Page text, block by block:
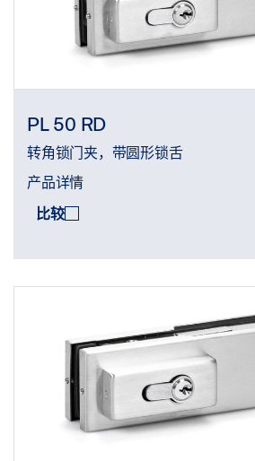
PL 50 RD
转角锁门夹，带圆形锁舌
产品详情
比较